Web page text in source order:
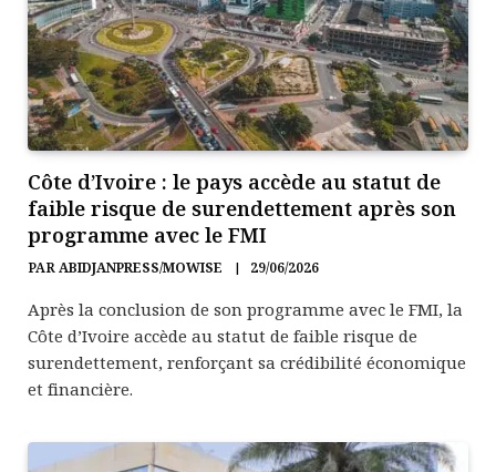
Côte d’Ivoire : le pays accède au statut de
faible risque de surendettement après son
programme avec le FMI
PARABIDJANPRESS/MOWISE 29/06/2026
Après la conclusion de son programme avec le FMI, la
Côte d’Ivoire accède au statut de faible risque de
surendettement, renforçant sa crédibilité économique
et financière.